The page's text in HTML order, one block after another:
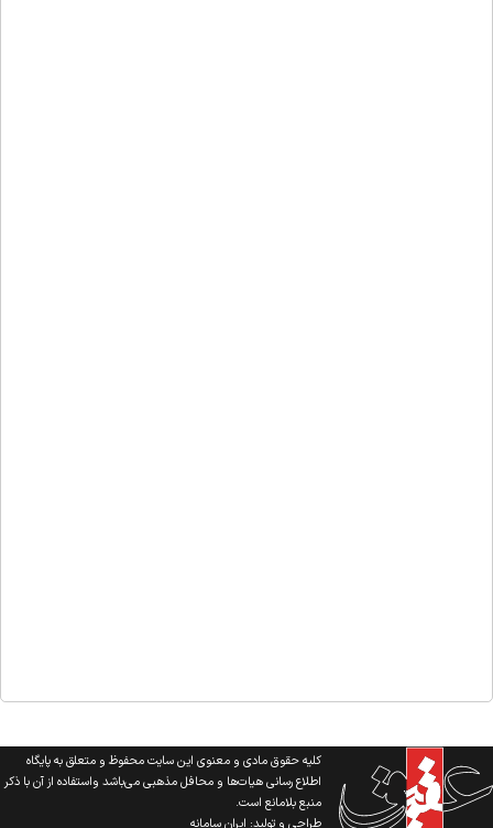
کلیه حقوق مادی و معنوی این سایت محفوظ و متعلق به پایگاه
اطلاع رسانی هیات‌ها و محافل مذهبی می‌باشد واستفاده از آن با ذکر
منبع بلامانع است.